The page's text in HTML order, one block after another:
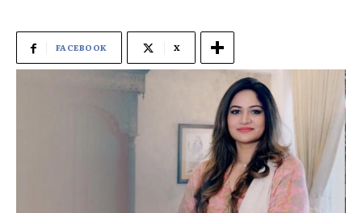
FACEBOOK X